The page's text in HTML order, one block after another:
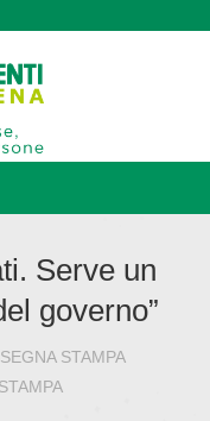
Serve un
governo”
STAMPA